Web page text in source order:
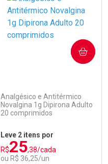
Analgésico e Antitérmico
Novalgina 1g Dipirona Adulto
20 comprimidos
Leve 2 itens por
R$25,38/cada
ou R$ 36,25/un
COMPRAR